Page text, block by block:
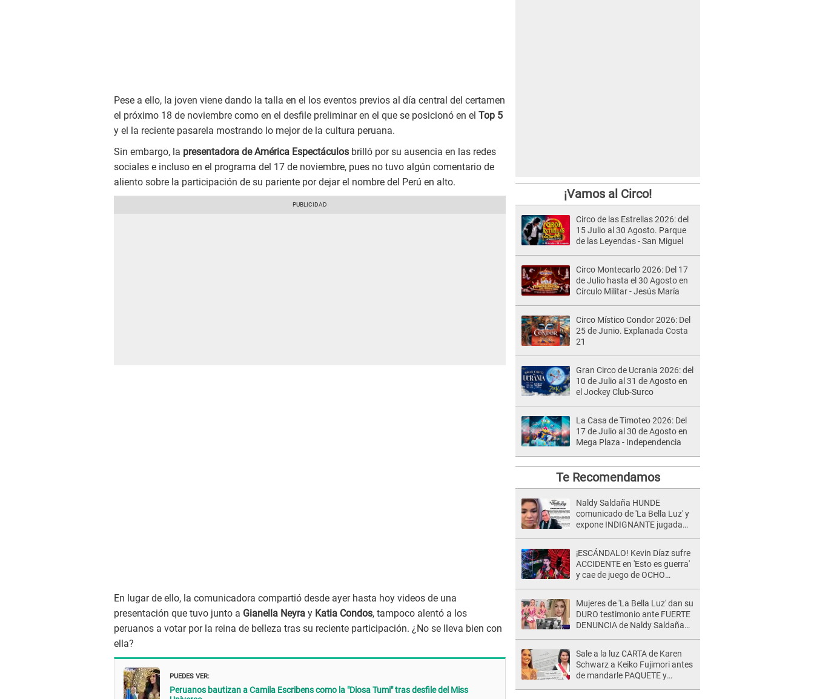
Pese a ello, la joven viene dando la talla en el los eventos previos al día central del certamen
el próximo 18 de noviembre como en el desfile preliminar en el que se posicionó en el Top 5
y el la reciente pasarela mostrando lo mejor de la cultura peruana.
Sin embargo, la presentadora de América Espectáculos brilló por su ausencia en las redes
sociales e incluso en el programa del 17 de noviembre, pues no tuvo algún comentario de
aliento sobre la participación de su pariente por dejar el nombre del Perú en alto.
En lugar de ello, la comunicadora compartió desde ayer hasta hoy videos de una
presentación que tuvo junto a Gianella Neyra y Katia Condos, tampoco alentó a los
peruanos a votar por la reina de belleza tras su reciente participación. ¿No se lleva bien con
ella?
PUEDES VER:
Peruanos bautizan a Camila Escribens como la "Diosa Tumi" tras desfile del Miss
¡Vamos al Circo!
Circo de las Estrellas 2026: del
15 Julio al 30 Agosto. Parque
de las Leyendas - San Miguel
Circo Montecarlo 2026: Del 17
de Julio hasta el 30 Agosto en
Círculo Militar - Jesús María
Circo Místico Condor 2026: Del
25 de Junio. Explanada Costa
21
Gran Circo de Ucrania 2026: del
10 de Julio al 31 de Agosto en
el Jockey Club-Surco
La Casa de Timoteo 2026: Del
17 de Julio al 30 de Agosto en
Mega Plaza - Independencia
Te Recomendamos
Naldy Saldaña HUNDE
comunicado de 'La Bella Luz' y
expone INDIGNANTE jugada
"Que he tenido algo..."
¡ESCÁNDALO! Kevin Díaz sufre
ACCIDENTE en 'Esto es guerra'
y cae de juego de OCHO
Mujeres de 'La Bella Luz' dan su
DURO testimonio ante FUERTE
DENUNCIA de Naldy Saldaña
Sale a la luz CARTA de Karen
Schwarz a Keiko Fujimori antes
de mandarle PAQUETE y